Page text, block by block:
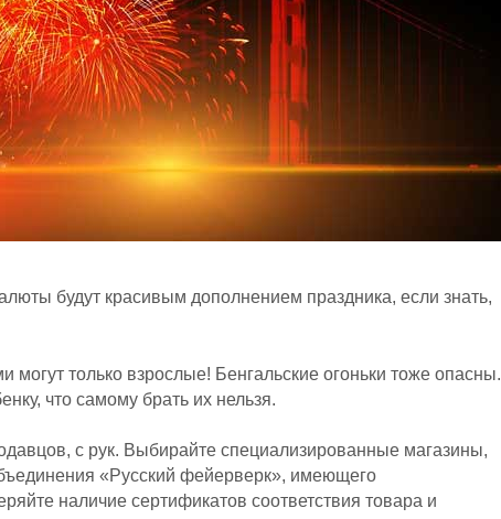
будут красивым дополнением праздника, если знать,
только взрослые! Бенгальские огоньки тоже опасны.
что самому брать их нельзя.
с рук. Выбирайте специализированные магазины,
«Русский фейерверк», имеющего
наличие сертификатов соответствия товара и